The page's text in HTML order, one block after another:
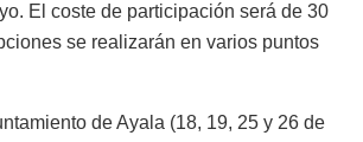
El coste de participación será de 30
se realizarán en varios puntos
de Ayala (18, 19, 25 y 26 de